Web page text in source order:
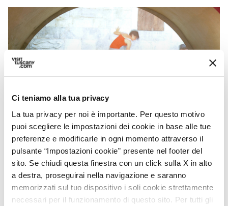
Ci teniamo alla tua privacy
La tua privacy per noi è importante. Per questo motivo
puoi scegliere le impostazioni dei cookie in base alle tue
preferenze e modificarle in ogni momento attraverso il
pulsante “Impostazioni cookie” presente nel footer del
sito. Se chiudi questa finestra con un click sulla X in alto
a destra, proseguirai nella navigazione e saranno
memorizzati sul tuo dispositivo i soli cookie strettamente
necessari per il funzionamento di questo sito. Per tutti gli
Museo del Castello e delle ceramiche medievali di
Piombino - Credit: Paolo Biondi
Sempre aPiombino, all’interno del complesso
monumentale del castello, è allestito il nuovo